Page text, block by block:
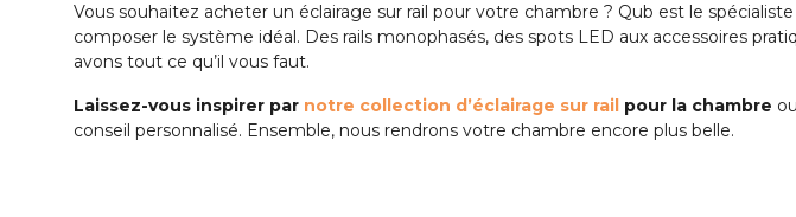
Vous souhaitez acheter un éclairage sur rail pour votre chambre ? Qub est le spécialiste
composer le système idéal. Des rails monophasés, des spots LED aux accessoires
avons tout ce qu’il vous faut.
Laissez-vous inspirer par notre collection d’éclairage sur rail pour la chambre ou
conseil personnalisé. Ensemble, nous rendrons votre chambre encore plus belle.